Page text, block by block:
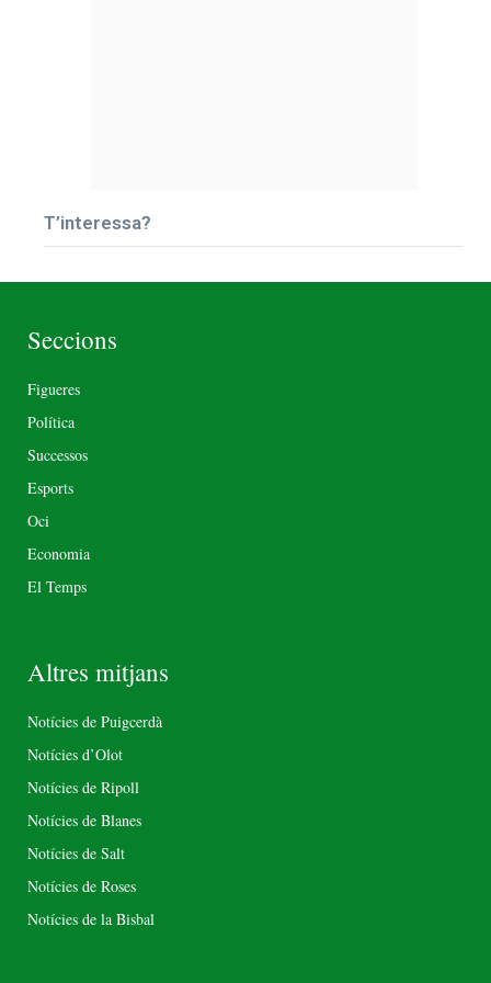
T’interessa?
Seccions
Figueres
Política
Successos
Esports
Oci
Economia
El Temps
Altres mitjans
Notícies de Puigcerdà
Notícies d’Olot
Notícies de Ripoll
Notícies de Blanes
Notícies de Salt
Notícies de Roses
Notícies de la Bisbal